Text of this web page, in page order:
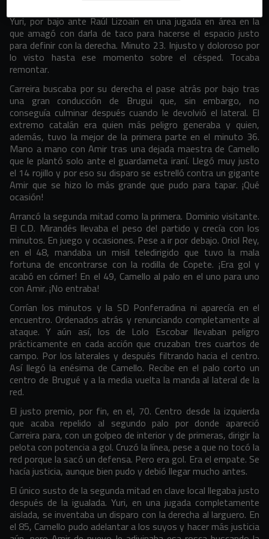
Yuri, por bajo ante Raúl Lizoain en una jugada en área en la
que amagó con darla de taco para hacerse el espacio justo
para definir con la derecha. Minuto 23. Injusto y doloroso por
lo visto hasta ese momento sobre el césped. Tocaba
remontar.
Carreira buscaba por su derecha el pase atrás por bajo tras
una gran conducción de Brugui que, sin embargo, no
conseguía culminar después cuando le devolvió el lateral. El
extremo catalán era quien más peligro generaba y quien,
además, tuvo la mejor de la primera parte en el minuto 36.
Mano a mano con Amir tras una dejada maestra de Camello
que le plantó solo ante el guardameta iraní. Llegó muy justo
el 14 rojillo y por eso su disparo se estrelló contra un gigante
Amir que se hizo lo más grande que pudo para tapar. ¡Qué
ocasión!
Arrancó la segunda mitad como la primera. Dominio visitante.
El C.D. Mirandés llevaba el peso del partido y crecía con los
minutos. En juego y ocasiones. Pese a ir por debajo. Oriol Rey,
en el 48, mandaba un misil teledirigido que tuvo la mala
fortuna de encontrarse con la rodilla de Copete. ¡Era gol y
acabó en córner! En el 49, Camello al palo en el uno para uno
con Amir. ¡No entraba!
Corrían los minutos y la SD Ponferradina ni aparecía en el
encuentro. Ordenados atrás y renunciando completamente al
ataque. Y aún así, los de Lolo Escobar llevaban peligro
prácticamente en cada acción que cruzaban tres cuartos de
campo. Por los laterales y después filtrando hacia el centro.
Así llegó la enésima de Camello. Recibe en el palo corto un
centro de Brugué y a la media vuelta la manda al lateral de la
red.
El justo premio, por fin, en el, 70. Centro desde la izquierda
que acaba repelido al segundo palo por donde apareció
Carreira para, con un golpeo de interior y de primeras, dirigir la
pelota con potencia a gol. Cruzó la línea, pese a que no tocó la
red porque la sacó un defensa. Pero era gol. Era el empate. Se
hacía justicia, aunque bien pudo y debió llegar mucho antes.
El único susto de la segunda mitad en clave local llegaba justo
después de la igualada. Yuri, en una jugada completamente
aislada, se inventaba un disparo con la derecha al larguero. En
el 85, Camello pudo adelantar a los suyos y hacer más justicia